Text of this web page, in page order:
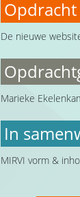
Opdracht
De nieuwe
Marieke
In
MIRVI vorm &